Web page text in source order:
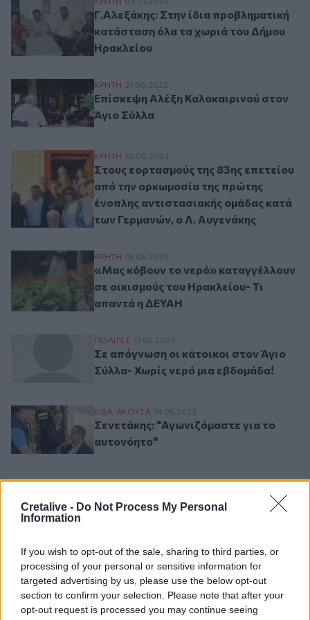
Cretalive - Do Not Process My Personal
Information
If you wish to opt-out of the sale, sharing to third parties, or
processing of your personal or sensitive information for
targeted advertising by us, please use the below opt-out
section to confirm your selection. Please note that after your
opt-out request is processed you may continue seeing
Γ.Αλεξάκης: Στην ίδια προβληματική
κατάσταση όλα τα χωριά του Δήμου
Ηρακλείου
Επίσκεψη Αλέξη Καλοκαιρινού στον Άγιο
ΚΡΗΤΗ 21.06.2023
Επίσκεψη Αλέξη Καλοκαιρινού στον
Άγιο Σύλλα
Στους εορτασμούς της 83ης επετείου
ΚΡΗΤΗ 10.06.2023
Στους εορτασμούς της 83ης επετείου
από την ορκωμοσία της πρώτης
ένοπλης αντιστασιακής ομάδας κατά
των Γερμανών, ο Λ. Αυγενάκης
«Μας κόβουν το νερό» καταγγέλλουν σε
ΚΡΗΤΗ 18.05.2023
«Μας κόβουν το νερό» καταγγέλλουν
σε οικισμούς του Ηρακλείου- Τι
απαντά η ΔΕΥΑΗ
Σε απόγνωση οι κάτοικοι στον Άγιο
ΠΟΛΙΤΕΣ 17.05.2023
Σε απόγνωση οι κάτοικοι στον Άγιο
Σύλλα- Χωρίς νερό μια εβδομάδα!
Σενετάκης: "Αγωνιζόμαστε για το
ΕΙΔΑ-ΑΚΟΥΣΑ 14.05.2023
Σενετάκης: "Αγωνιζόμαστε για το
αυτονόητο"
Σελιδοποίηση
Προηγούμενη σελίδα
Current page
1 Next page
Ροή ειδήσεων Δημοφιλή